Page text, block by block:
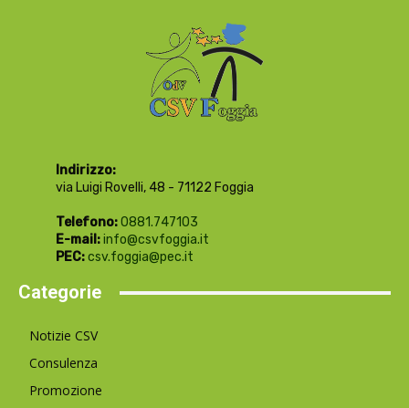
Indirizzo:
via Luigi Rovelli, 48 - 71122 Foggia
Telefono:0881.747103
E-mail:info@csvfoggia.it
PEC:csv.foggia@pec.it
Categorie
Notizie CSV
Consulenza
Promozione